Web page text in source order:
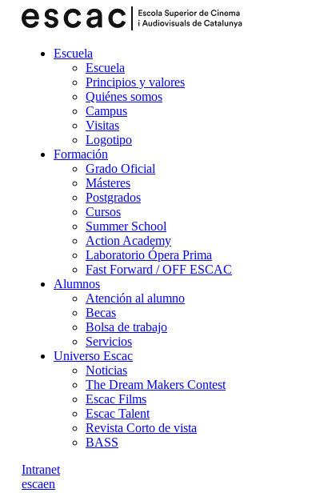
Escuela
Escuela
Principios y valores
Quiénes somos
Campus
Visitas
Logotipo
Formación
Grado Oficial
Másteres
Postgrados
Cursos
Summer School
Action Academy
Laboratorio Ópera Prima
Fast Forward / OFF ESCAC
Alumnos
Atención al alumno
Becas
Bolsa de trabajo
Servicios
Universo Escac
Noticias
The Dream Makers Contest
Escac Films
Escac Talent
Revista Corto de vista
BASS
Intranet
escaen